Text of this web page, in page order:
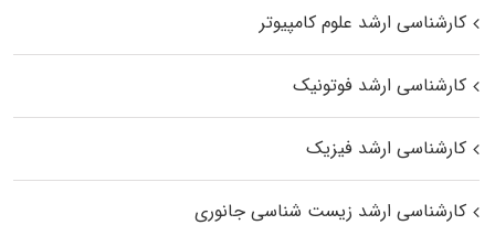
کارشناسی ارشد علوم کامپیوتر
کارشناسی ارشد فوتونیک
کارشناسی ارشد فیزیک
کارشناسی ارشد زیست‌ شناسی جانوری